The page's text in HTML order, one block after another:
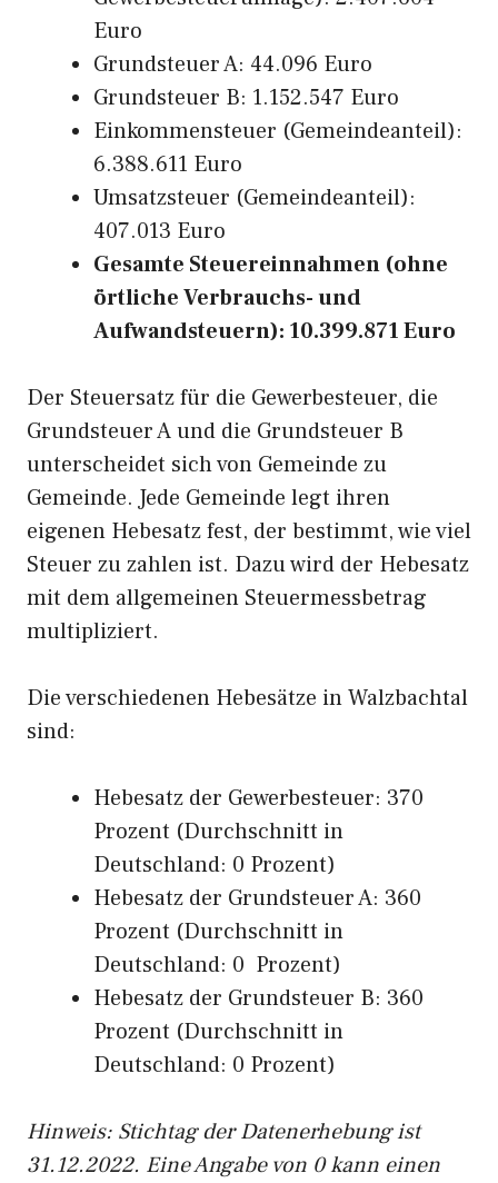
Euro
Grundsteuer A: 44.096 Euro
Grundsteuer B: 1.152.547 Euro
Einkommensteuer (Gemeindeanteil):
6.388.611 Euro
Umsatzsteuer (Gemeindeanteil):
407.013 Euro
Gesamte Steuereinnahmen (ohne
örtliche Verbrauchs- und
Aufwandsteuern): 10.399.871 Euro
Der Steuersatz für die Gewerbesteuer, die
Grundsteuer A und die Grundsteuer B
unterscheidet sich von Gemeinde zu
Gemeinde. Jede Gemeinde legt ihren
eigenen Hebesatz fest, der bestimmt, wie viel
Steuer zu zahlen ist. Dazu wird der Hebesatz
mit dem allgemeinen Steuermessbetrag
multipliziert.
Die verschiedenen Hebesätze in Walzbachtal
sind:
Hebesatz der Gewerbesteuer: 370
Prozent (Durchschnitt in
Deutschland: 0 Prozent)
Hebesatz der Grundsteuer A: 360
Prozent (Durchschnitt in
Deutschland: 0 Prozent)
Hebesatz der Grundsteuer B: 360
Prozent (Durchschnitt in
Deutschland: 0 Prozent)
Hinweis: Stichtag der Datenerhebung ist
31.12.2022. Eine Angabe von 0 kann einen